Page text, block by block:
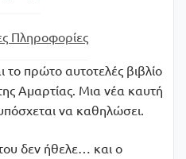
Πληροφορίες
το πρώτο αυτοτελές βιβλίο
Αμαρτίας. Μια νέα καυτή
να καθηλώσει.
δεν ήθελε… και ο